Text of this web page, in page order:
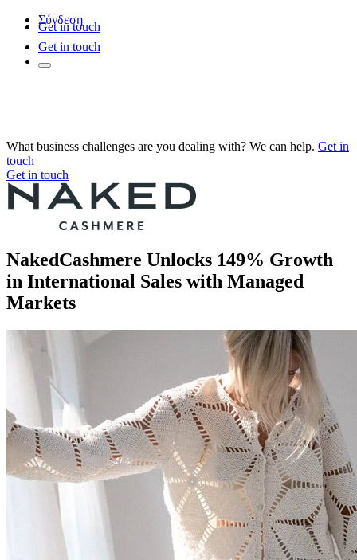
Σύνδεση
Get in touch
Get in touch
What business challenges are you dealing with? We can help. Get in
touch
Get in touch
NakedCashmere Unlocks 149% Growth
in International Sales with Managed
Markets